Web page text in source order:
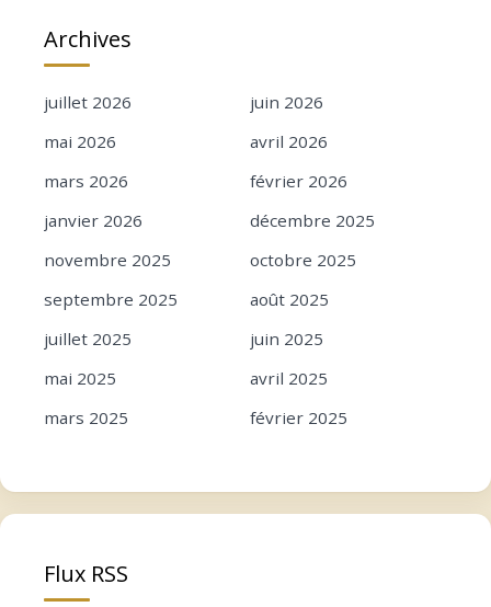
Archives
juillet 2026
juin 2026
mai 2026
avril 2026
mars 2026
février 2026
janvier 2026
décembre 2025
novembre 2025
octobre 2025
septembre 2025
août 2025
juillet 2025
juin 2025
mai 2025
avril 2025
mars 2025
février 2025
novembre 2024
octobre 2024
juillet 2024
Flux RSS